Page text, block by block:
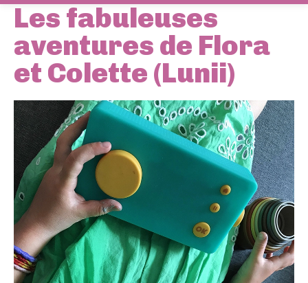
Les fabuleuses
aventures de Flora
et Colette (Lunii)